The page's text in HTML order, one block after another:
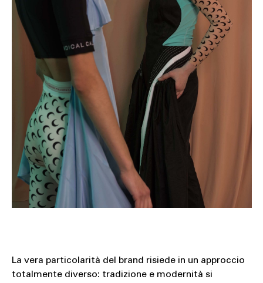
La vera particolarità del brand risiede in un approccio
totalmente diverso: tradizione e modernità si